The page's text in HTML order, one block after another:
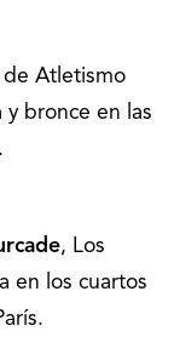
de Atletismo
y bronce en las
, Los
en los cuartos